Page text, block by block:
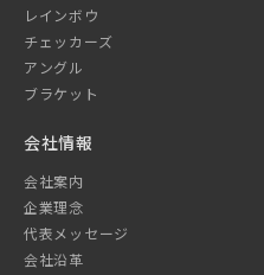
レインボウ
チェッカーズ
アングル
ブラケット
会社情報
会社案内
企業理念
代表メッセージ
会社沿革